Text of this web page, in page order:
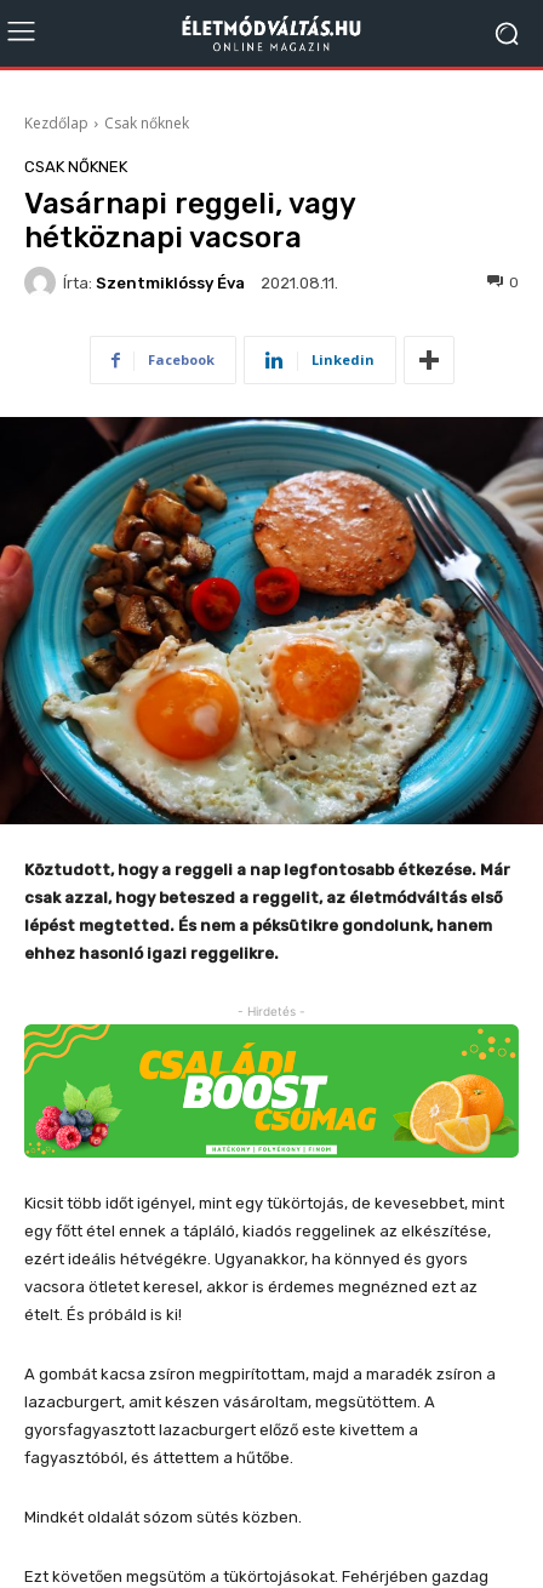
Kezdőlap Csak nőknek
CSAK NŐKNEK
Vasárnapi reggeli, vagy
hétköznapi vacsora
Írta: Szentmiklóssy Éva 2021.08.11. 0
Facebook Linkedin
Köztudott, hogy a reggeli a nap legfontosabb étkezése. Már
csak azzal, hogy beteszed a reggelit, az életmódváltás első
lépést megtetted. És nem a péksütikre gondolunk, hanem
ehhez hasonló igazi reggelikre.
- Hirdetés -
Kicsit több időt igényel, mint egy tükörtojás, de kevesebbet, mint
egy főtt étel ennek a tápláló, kiadós reggelinek az elkészítése,
ezért ideális hétvégékre. Ugyanakkor, ha könnyed és gyors
vacsora ötletet keresel, akkor is érdemes megnézned ezt az
ételt. És próbáld is ki!
A gombát kacsa zsíron megpirítottam, majd a maradék zsíron a
lazacburgert, amit készen vásároltam, megsütöttem. A
gyorsfagyasztott lazacburgert előző este kivettem a
fagyasztóból, és áttettem a hűtőbe.
Mindkét oldalát sózom sütés közben.
Ezt követően megsütöm a tükörtojásokat. Fehérjében gazdag